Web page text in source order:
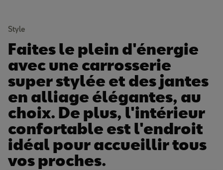
Style
Faites le plein d'énergie
avec une carrosserie
super stylée et des jantes
en alliage élégantes, au
choix. De plus, l'intérieur
confortable est l'endroit
idéal pour accueillir tous
vos proches.